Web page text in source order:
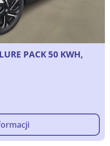
PACK 50 KWH,